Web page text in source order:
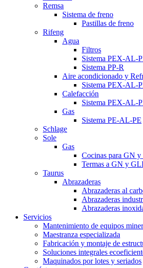
Remsa
Sistema de freno
Pastillas de freno
Rifeng
Agua
Filtros
Sistema PEX-AL-
Sistema PP-R
Aire acondicionado y
Sistema PEX-AL-
Calefacción
Sistema PEX-AL-
Gas
Sistema PE-AL-PE
Schlage
Sole
Gas
Cocinas para GN
Termas a GN y
Taurus
Abrazaderas
Abrazaderas al
Abrazaderas
Abrazaderas
Servicios
Mantenimiento de equipos
Maestranza especializada
Fabricación y montaje de
Soluciones integrales
Maquinados por lotes y seriados